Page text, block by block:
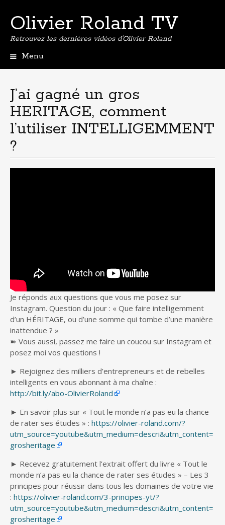
Olivier Roland TV
Retrouvez les dernières vidéos d'Olivier Roland
Menu
contenu
principal
J’ai gagné un gros
HERITAGE, comment
l’utiliser INTELLIGEMMENT
?
Je réponds aux questions que vous me posez sur
Instagram. Question du jour : « Que faire intelligemment
d’un HÉRITAGE, ou d’une somme qui tombe d’une manière
inattendue ? »
➽ Vous aussi, passez me faire un coucou sur Instagram et
posez moi vos questions !
► Rejoignez des milliers d’entrepreneurs et de rebelles
intelligents en vous abonnant à ma chaîne :
http://bit.ly/abo-OlivierRoland
► En savoir plus sur « Tout le monde n’a pas eu la chance
de rater ses études » : https://olivier-roland.com/?
utm_source=youtube&utm_medium=descri&utm_content=
grosheritage
► Recevez gratuitement l’extrait offert du livre « Tout le
monde n’a pas eu la chance de rater ses études » – Les 3
principes pour réussir dans tous les domaines de votre vie
: https://olivier-roland.com/3-principes-yt/?
utm_source=youtube&utm_medium=descri&utm_content=
grosheritage